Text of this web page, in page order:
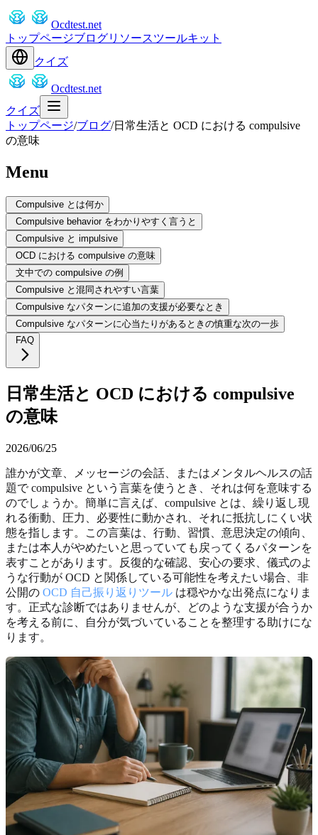
Ocdtest.net
トップページブログリソースツールキット
クイズ
Ocdtest.net
クイズ
トップページ/ブログ/日常生活と OCD における compulsive
の意味
Menu
Compulsive とは何か
Compulsive behavior をわかりやすく言うと
Compulsive と impulsive
OCD における compulsive の意味
文中での compulsive の例
Compulsive と混同されやすい言葉
Compulsive なパターンに追加の支援が必要なとき
Compulsive なパターンに心当たりがあるときの慎重な次の一歩
FAQ
日常生活と OCD における compulsive
の意味
2026/06/25
誰かが文章、メッセージの会話、またはメンタルヘルスの話
題で compulsive という言葉を使うとき、それは何を意味する
のでしょうか。簡単に言えば、compulsive とは、繰り返し現
れる衝動、圧力、必要性に動かされ、それに抵抗しにくい状
態を指します。この言葉は、行動、習慣、意思決定の傾向、
または本人がやめたいと思っていても戻ってくるパターンを
表すことがあります。反復的な確認、安心の要求、儀式のよ
うな行動が OCD と関係している可能性を考えたい場合、非
公開の OCD 自己振り返りツール は穏やかな出発点になりま
す。正式な診断ではありませんが、どのような支援が合うか
を考える前に、自分が気づいていることを整理する助けにな
ります。